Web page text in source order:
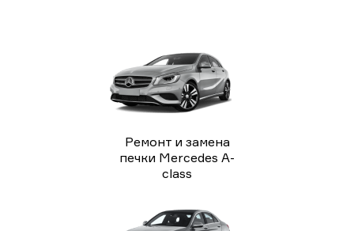
Ремонт и замена
печки Mercedes A-
class